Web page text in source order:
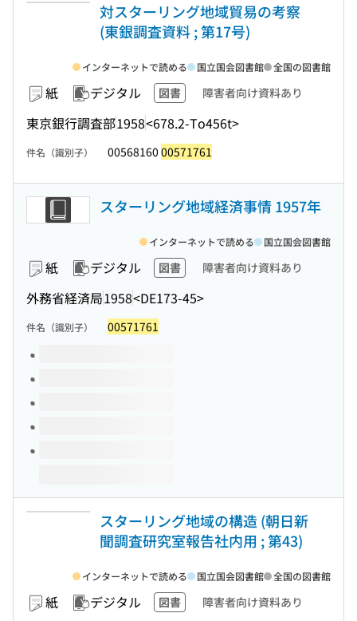
対スターリング地域貿易の考察
(東銀調査資料 ; 第17号)
紙 デジタル 図書 障害者向け資料あり
東京銀行調査部1958<678.2-To456t>
インターネットで読める 国立国会図書館 全国の図書館
件名（識別子） 00568160 00571761
スターリング地域経済事情 1957年
紙 デジタル 図書 障害者向け資料あり
外務省経済局1958<DE173-45>
インターネットで読める 国立国会図書館
件名（識別子） 00571761
このタイトルの巻号
スターリング地域の構造 (朝日新
聞調査研究室報告社内用 ; 第43)
紙 デジタル 図書 障害者向け資料あり
インターネットで読める 国立国会図書館 全国の図書館